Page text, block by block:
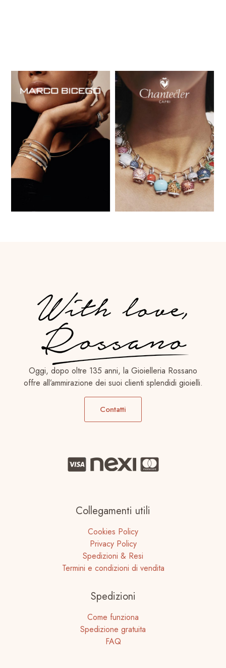
Oggi, dopo oltre 135 anni, la Gioielleria Rossano
offre all’ammirazione dei suoi clienti splendidi gioielli.
Contatti
Collegamenti utili
Cookies Policy
Privacy Policy
Spedizioni & Resi
Termini e condizioni di vendita
Spedizioni
Come funziona
Spedizione gratuita
FAQ